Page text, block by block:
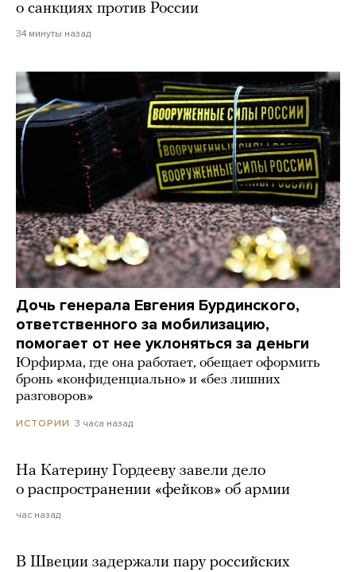
о санкциях против России
34 минуты назад
Дочь генерала Евгения Бурдинского,
ответственного за мобилизацию,
помогает от нее уклоняться за деньги
Юрфирма, где она работает, обещает оформить
бронь «конфиденциально» и «без лишних
разговоров»
ИСТОРИИ 3 часа назад
На Катерину Гордееву завели дело
о распространении «фейков» об армии
час назад
В Швеции задержали пару российских